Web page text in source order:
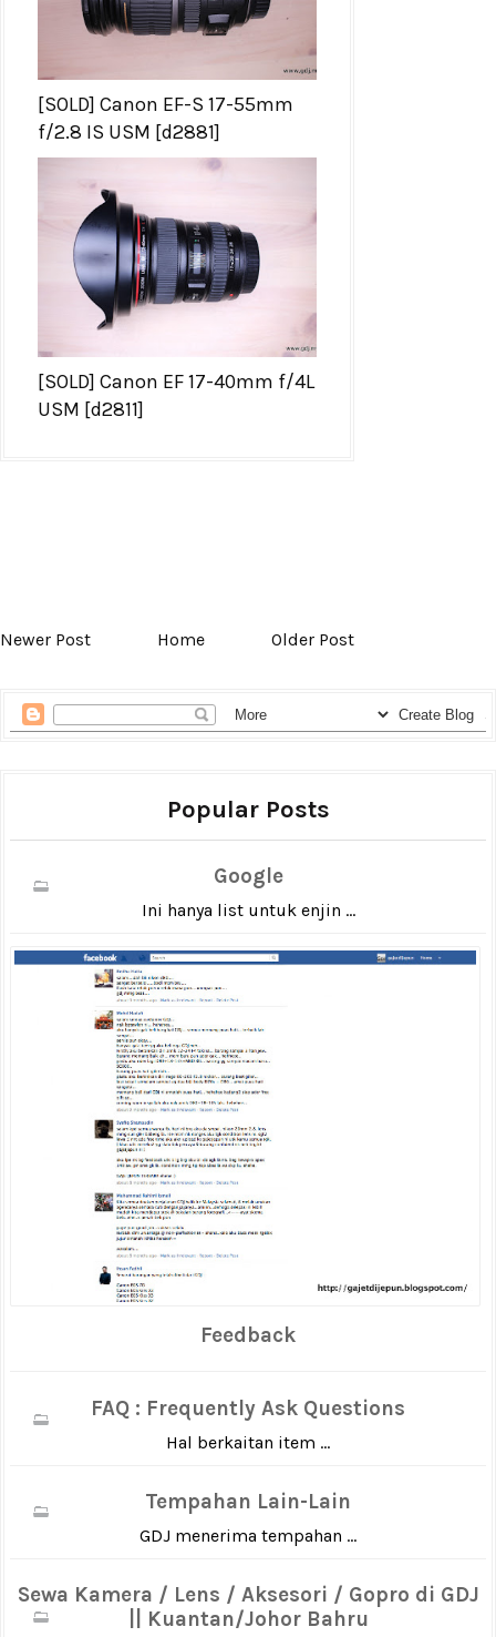
[SOLD] Canon EF-S 17-55mm
f/2.8 IS USM [d2881]
[SOLD] Canon EF 17-40mm f/4L
USM [d2811]
Newer Post Home Older Post
Popular Posts
Google
Ini hanya list untuk enjin ...
Feedback
FAQ : Frequently Ask Questions
Hal berkaitan item ...
Tempahan Lain-Lain
GDJ menerima tempahan ...
Sewa Kamera / Lens / Aksesori / Gopro di GDJ
|| Kuantan/Johor Bahru